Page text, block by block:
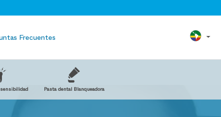
Frecuentes
Pasta dental Blanqueadora